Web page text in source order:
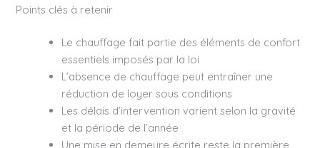
Points clés à retenir
Le chauffage fait partie des éléments de confort
essentiels imposés par la loi
L’absence de chauffage peut entraîner une
réduction de loyer sous conditions
Les délais d’intervention varient selon la gravité
et la période de l’année
Une mise en demeure écrite reste la première